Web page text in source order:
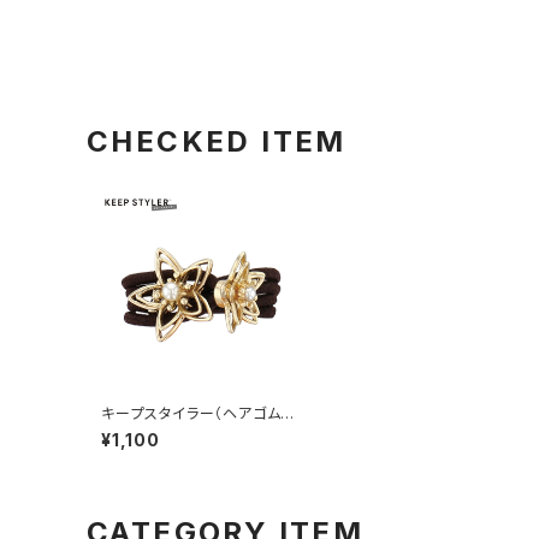
CHECKED ITEM
キープスタイラー（ヘアゴム2
重タイプ） ワイヤー風フラワー
HHG1134-GD（ゴールド）
¥1,100